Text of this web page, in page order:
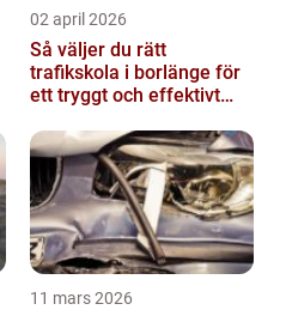
02 april 2026
Så väljer du rätt
trafikskola i borlänge för
ett tryggt och effektivt
11 mars 2026